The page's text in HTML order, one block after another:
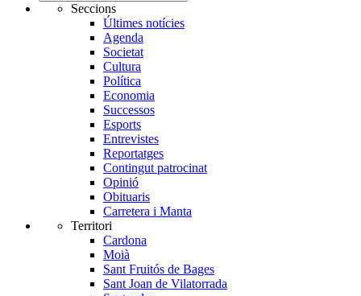
Seccions
Últimes notícies
Agenda
Societat
Cultura
Política
Economia
Successos
Esports
Entrevistes
Reportatges
Contingut patrocinat
Opinió
Obituaris
Carretera i Manta
Territori
Cardona
Moià
Sant Fruitós de Bages
Sant Joan de Vilatorrada